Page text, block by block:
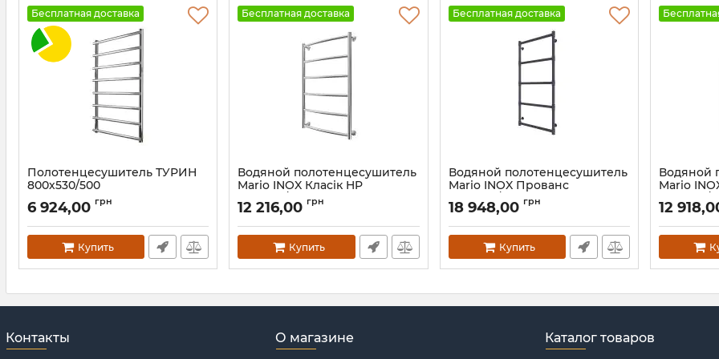
Бесплатная доставка
Полотенцесушитель ТУРИН
800х530/500
Артикул: 1.1.4506.01.P
6 924,00 грн
Купить
Бесплатная доставка
Водяной полотенцесушитель
Mario INOX Класік HP
770х530/500 золото
Артикул:1.8.044571.P-G
12 216,00 грн
Купить
Бесплатная доставка
Водяной полотенцесушитель
Mario INOX Прованс
1170х538/500 графит
Артикул:1.7.044604.P-GR
18 948,00 грн
Купить
Водяной
Mario
770х540/
Артикул:
12
Контакты О магазине Каталог товаров